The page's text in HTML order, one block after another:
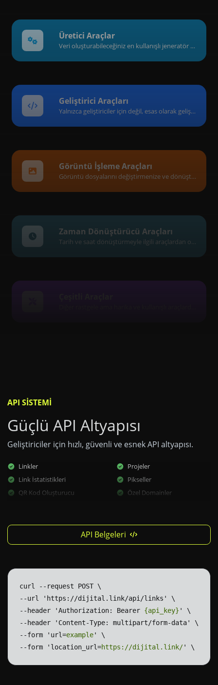
Üretici Araçlar
Veri oluşturabileceğiniz en kullanışlı jeneratör araçlarından oluşan bir koleksiyon.
Geliştirici Araçları
Yalnızca geliştiriciler için değil, esas olarak geliştiriciler için son derece yararlı araçlardan oluşan bir koleksiyon.
Görüntü İşleme Araçları
Görüntü dosyalarını değiştirmenize ve dönüştürmenize yardımcı olan bir araç koleksiyonu.
Zaman Dönüştürücü Araçları
Tarih ve saat dönüştürmeyle ilgili araçlardan oluşan bir koleksiyon.
API SISTEMI
Güçlü API Altyapısı
Geliştiriciler için hızlı, güvenli ve esnek API altyapısı.
Linkler
Link İstatistikleri
QR Kod Oluşturucu
Projeler
Pikseller
Özel Domainler
API Belgeleri
curl --request POST \
--url
'https://dijital.link/api/links'
\
--header
'Authorization: Bearer {api_key} '
\
--header
'Content-Type: multipart/form-data'
\
--form
'url=example'
\
--form
'location_url=https://dijital.link/' \